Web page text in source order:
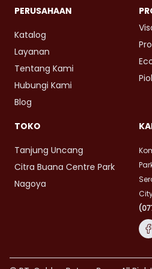
PERUSAHAAN
Katalog
Layanan
Tentang Kami
Hubungi Kami
Blog
TOKO
Tanjung Uncang
Citra Buana Centre Park
Nagoya